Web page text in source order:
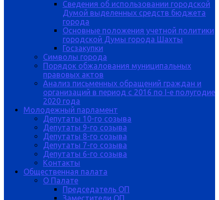
Сведения об использовании городской
Думой выделенных средств бюджета
города
Основные положения учетной политики
городской Думы города Шахты
Госзакупки
Символы города
Порядок обжалования муниципальных
правовых актов
Анализ письменных обращений граждан и
организаций в период с 2016 по I-е полугодие
2020 года
Молодежный парламент
Депутаты 10-го созыва
Депутаты 9-го созыва
Депутаты 8-го созыва
Депутаты 7-го созыва
Депутаты 6-го созыва
Контакты
Общественная палата
О Палате
Председатель ОП
Заместители ОП